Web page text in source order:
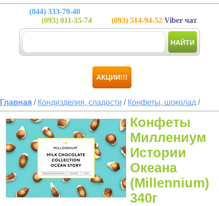
(044) 333-79-40
(093) 011-35-74 (093) 514-94-52 Viber чат
НАЙТИ
АКЦИИ!!!
Главная / Кондизделия, сладости / Конфеты, шоколад /
Конфеты
Миллениум
Истории
Океана
(Millennium)
340г